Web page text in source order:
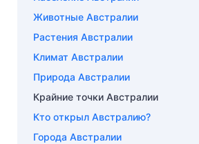
Животные Австралии
Растения Австралии
Климат Австралии
Природа Австралии
Крайние точки Австралии
Кто открыл Австралию?
Города Австралии